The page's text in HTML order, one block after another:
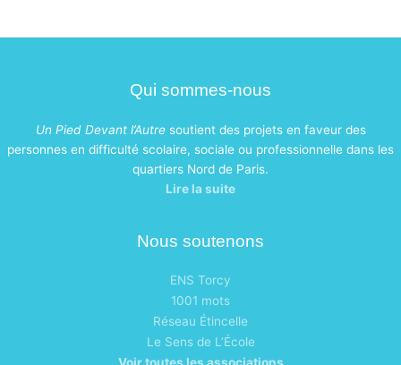
Qui sommes-nous
Un Pied Devant l’Autresoutient des projets en faveur des
personnes en difficulté scolaire, sociale ou professionnelle dans les
quartiers Nord de Paris.
Lire la suite
Nous soutenons
ENS Torcy
1001 mots
Réseau Étincelle
Le Sens de L’École